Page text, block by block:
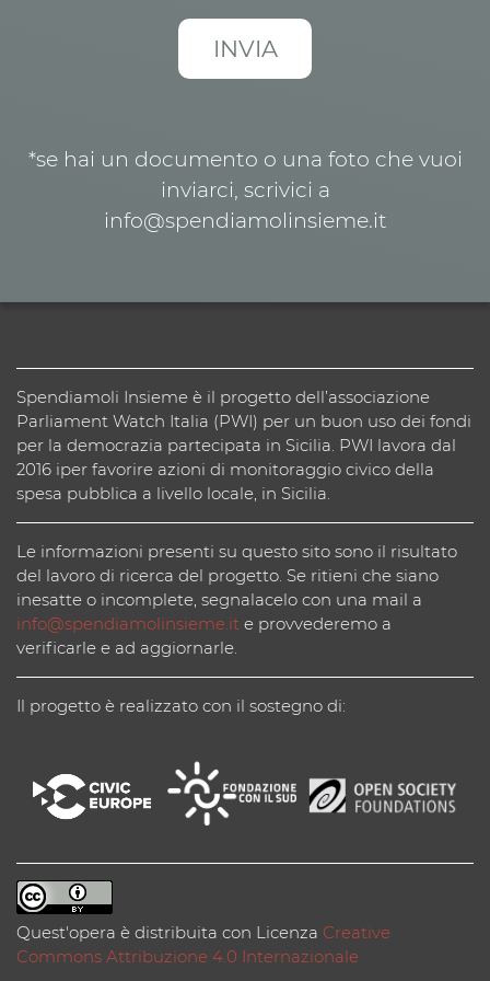
*se hai un documento o una foto che vuoi
inviarci, scrivici a
info@spendiamolinsieme.it
Spendiamoli Insieme è il progetto dell’associazione
Parliament Watch Italia (PWI) per un buon uso dei fondi
per la democrazia partecipata in Sicilia. PWI lavora dal
2016 iper favorire azioni di monitoraggio civico della
spesa pubblica a livello locale, in Sicilia.
Le informazioni presenti su questo sito sono il risultato
del lavoro di ricerca del progetto. Se ritieni che siano
inesatte o incomplete, segnalacelo con una mail a
info@spendiamolinsieme.it e provvederemo a
verificarle e ad aggiornarle.
Il progetto è realizzato con il sostegno di:
Quest'opera è distribuita con Licenza Creative
Commons Attribuzione 4.0 Internazionale